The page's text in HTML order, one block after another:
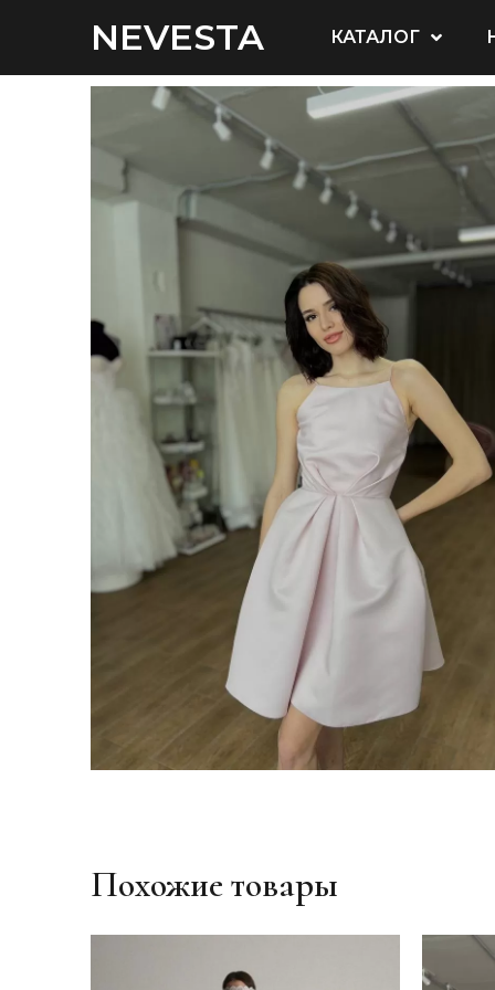
NEVESTA КАТАЛОГ
Похожие товары